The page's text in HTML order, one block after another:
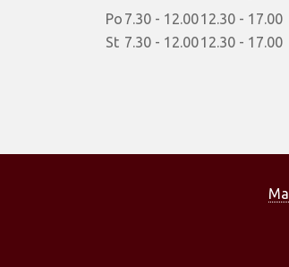
Po 7.30 - 12.0012.30 - 17.00
St 7.30 - 12.0012.30 - 17.00